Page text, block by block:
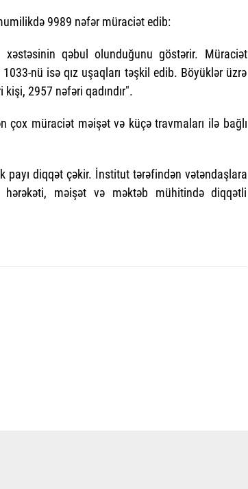
9989 nəfər müraciət edib:
qəbul olunduğunu göstərir. Müraciət
nü isə qız uşaqları təşkil edib. Böyüklər üzrə
2957 nəfəri qadındır".
müraciət məişət və küçə travmaları ilə bağlı
payı diqqət çəkir. İnstitut tərəfindən vətəndaşlara
məişət və məktəb mühitində diqqətli